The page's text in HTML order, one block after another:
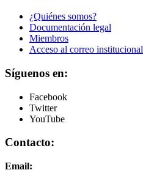
¿Quiénes somos?
Documentación legal
Miembros
Acceso al correo institucional
Síguenos en:
Facebook
Twitter
YouTube
Contacto:
Email: